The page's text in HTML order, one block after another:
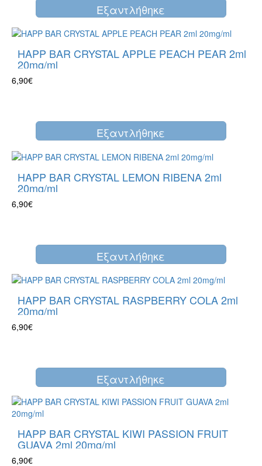
Eξαντλήθηκε
HAPP BAR CRYSTAL APPLE PEACH PEAR 2ml
20mg/ml
6,90€
Eξαντλήθηκε
HAPP BAR CRYSTAL LEMON RIBENA 2ml
20mg/ml
6,90€
Eξαντλήθηκε
HAPP BAR CRYSTAL RASPBERRY COLA 2ml
20mg/ml
6,90€
Eξαντλήθηκε
HAPP BAR CRYSTAL KIWI PASSION FRUIT
GUAVA 2ml 20mg/ml
6,90€